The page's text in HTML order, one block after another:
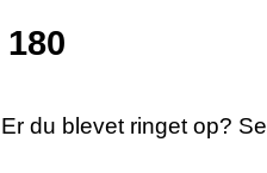
du blevet ringet op? Se